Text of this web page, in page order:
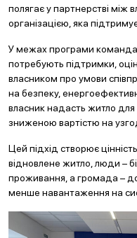
полягає у партнерстві
організацією, яка
У межах програми команда
потребують підтримки,
власником про умови
на безпеку,
власник надасть житло
зниженою вартістю на
Цей підхід створює
відновлене житло, люди –
проживання, а громада –
менше навантаження на